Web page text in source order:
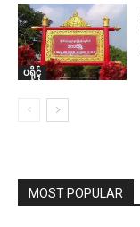
ပရိုၚ်
MOST POPULAR